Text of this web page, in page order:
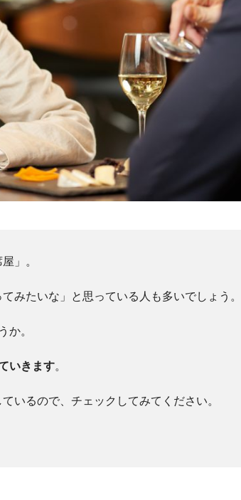
」。
みたいな」と思っている人も多いでしょう。
か。
いきます。
いるので、チェックしてみてください。